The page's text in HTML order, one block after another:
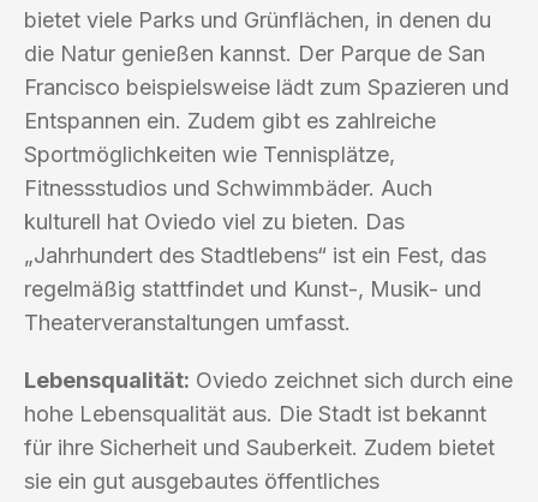
bietet viele Parks und Grünflächen, in denen du
die Natur genießen kannst. Der Parque de San
Francisco beispielsweise lädt zum Spazieren und
Entspannen ein. Zudem gibt es zahlreiche
Sportmöglichkeiten wie Tennisplätze,
Fitnessstudios und Schwimmbäder. Auch
kulturell hat Oviedo viel zu bieten. Das
„Jahrhundert des Stadtlebens“ ist ein Fest, das
regelmäßig stattfindet und Kunst-, Musik- und
Theaterveranstaltungen umfasst.
Lebensqualität: Oviedo zeichnet sich durch eine
hohe Lebensqualität aus. Die Stadt ist bekannt
für ihre Sicherheit und Sauberkeit. Zudem bietet
sie ein gut ausgebautes öffentliches